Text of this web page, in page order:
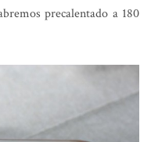
precalentado a 180